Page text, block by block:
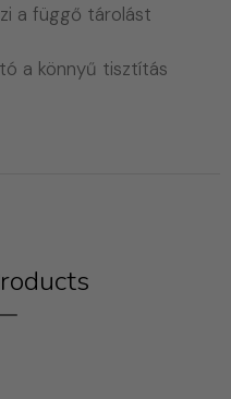
a függő tárolást
a könnyű tisztítás